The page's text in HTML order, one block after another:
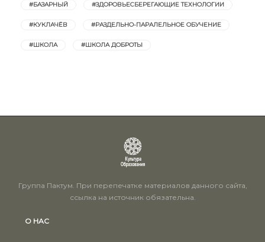
#БАЗАРНЫЙ #ЗДОРОВЬЕСБЕРЕГАЮЩИЕ ТЕХНОЛОГИИ
#КУКЛАЧЁВ #РАЗДЕЛЬНО-ПАРАЛЕЛЬНОЕ ОБУЧЕНИЕ
#ШКОЛА #ШКОЛА ДОБРОТЫ
Группа Пактум. При перепечатке материалов данного сайта,
ссылка на источник обязательна.
О НАС